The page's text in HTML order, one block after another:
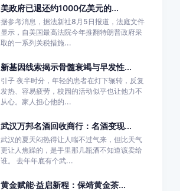
美政府已退还约1000亿美元的...
据参考消息，据法新社8月5日报道，法庭文件
显示，自美国最高法院今年推翻特朗普政府采
取的一系列关税措施...
新基因线索揭示骨髓衰竭与早发性...
引子 夜半时分，年轻的患者在灯下辗转，反复
发热、容易疲劳，校园的活动似乎也让他力不
从心。家人担心他的...
武汉万邦名酒回收商行：名酒变现...
武汉的夏天闷热得让人喘不过气来，但比天气
更让人焦躁的，是手里那几瓶酒不知道该卖给
谁。 去年年底有个武...
黄金赋能·益启新程：保靖黄金茶...